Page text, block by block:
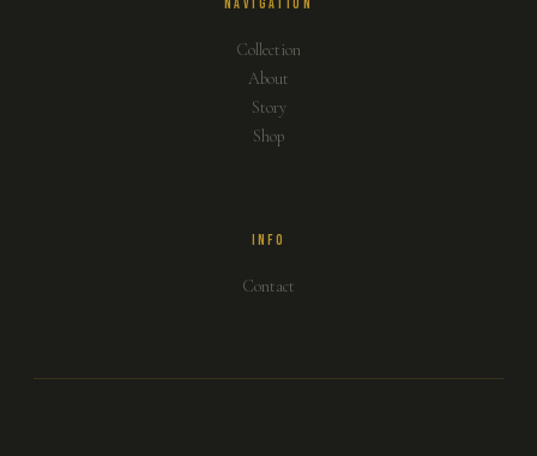
NAVIGATION
Collection
About
Story
Shop
INFO
Contact